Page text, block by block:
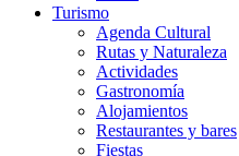
Turismo
Agenda Cultural
Rutas y Naturaleza
Actividades
Gastronomía
Alojamientos
Restaurantes y bares
Fiestas